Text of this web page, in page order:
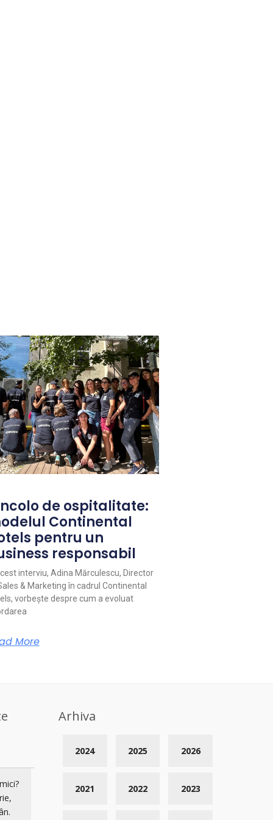
de ospitalitate:
Continental
pentru un
responsabil
interviu, Adina Mărculescu, Director
& Marketing în cadrul Continental
vorbește despre cum a evoluat
More
Arhiva
2026
2025
2024
2023
2022
2021